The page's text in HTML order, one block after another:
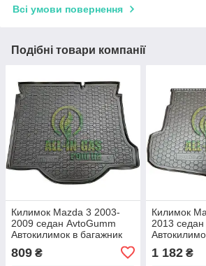
Всі умови повернення
Подібні товари компанії
Килимок Mazda 3 2003-
2009 седан AvtoGumm
Автокилимок в багажник
809 ₴
Килимок
2013
1 182₴